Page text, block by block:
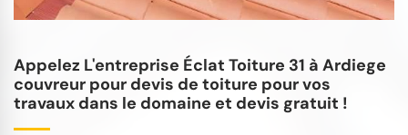
Appelez L'entreprise Éclat Toiture 31 à Ardiege
couvreur pour devis de toiture pour vos
travaux dans le domaine et devis gratuit !